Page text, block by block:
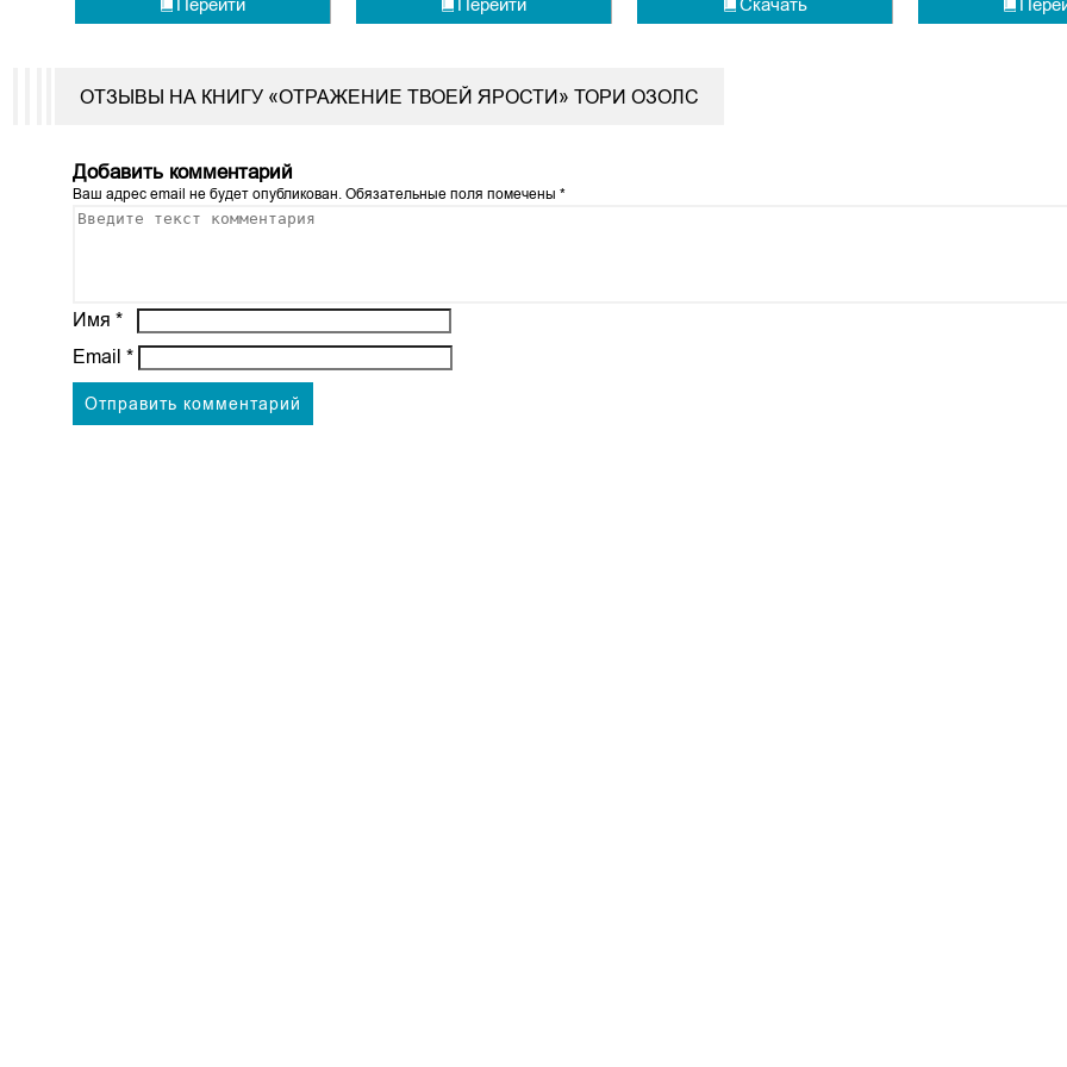
Перейти Перейти Скачать
ОТЗЫВЫ НА КНИГУ «ОТРАЖЕНИЕ ТВОЕЙ ЯРОСТИ» ТОРИ ОЗОЛС
Добавить комментарий
Ваш адрес email не будет опубликован. Обязательные поля помечены*
Имя*
Email*